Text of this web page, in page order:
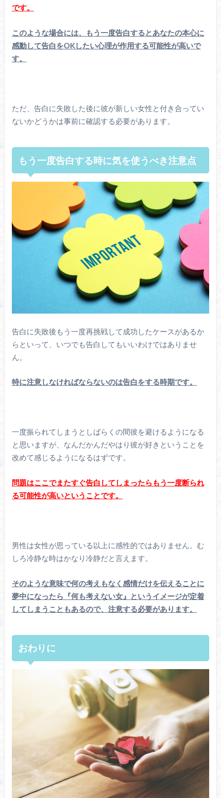
です。
このような場合には、もう一度告白するとあなたの本心に
感動して告白をOKしたい心理が作用する可能性が高いで
す。
ただ、告白に失敗した後に彼が新しい女性と付き合ってい
ないかどうかは事前に確認する必要があります。
もう 一度告白する時に気を使うべき注意点
告白に失敗後もう一度再挑戦して成功したケースがあるか
らといって、いつでも告白してもいいわけではありませ
ん。
特に注意しなければならないのは告白をする時期です。
一度振られてしまうとしばらくの間彼を避けるようになる
と思いますが、なんだかんだやはり彼が好きということを
改めて感じるようになるはずです。
問題はここでまたすぐ告白してしまったらもう一度断られ
る可能性が高いということです。
男性は女性が思っている以上に感性的ではありません。む
しろ冷静な時はかなり冷静だと言えます。
そのような意味で何の考えもなく感情だけを伝えることに
夢中になったら『何も考えない女』というイメージが定着
してしまうこともあるので、注意する必要があります。
おわりに